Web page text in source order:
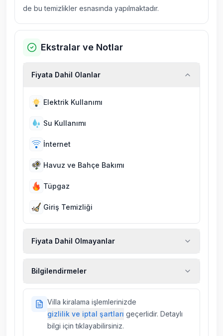
de bu temizlikler esnasında yapılmaktadır.
Ekstralar ve Notlar
Fiyata Dahil Olanlar
Elektrik Kullanımı
Su Kullanımı
İnternet
Havuz ve Bahçe Bakımı
Tüpgaz
Giriş Temizliği
Fiyata Dahil Olmayanlar
sigortaları fiyatlara dahil değildir.
Bilgilendirmeler
villalarımızda düzenli olarak ilaçlama
yapılmaktadır. Buna rağmen çevrede
kelebek, böcek, sinek vs. bulunma ihtimali
Villa kiralama işlemlerinizde
gizlilik ve iptal şartları geçerlidir. Detaylı
bilgi için tıklayabilirsiniz.